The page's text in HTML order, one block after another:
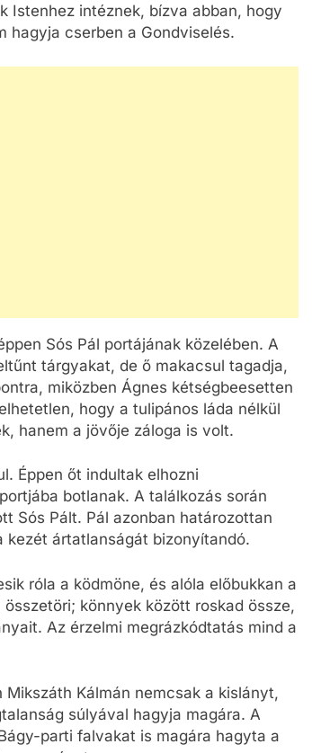
Istenhez intéznek, bízva abban, hogy
hagyja cserben a Gondviselés.
Sós Pál portájának közelében. A
tárgyakat, de ő makacsul tagadja,
miközben Ágnes kétségbeesetten
hogy a tulipános láda nélkül
hanem a jövője záloga is volt.
Éppen őt indultak elhozni
botlanak. A találkozás során
Sós Pált. Pál azonban határozottan
kezét ártatlanságát bizonyítandó.
róla a ködmöne, és alóla előbukkan a
könnyek között roskad össze,
Az érzelmi megrázkódtatás mind a
Kálmán nemcsak a kislányt,
súlyával hagyja magára. A
parti falvakat is magára hagyta a